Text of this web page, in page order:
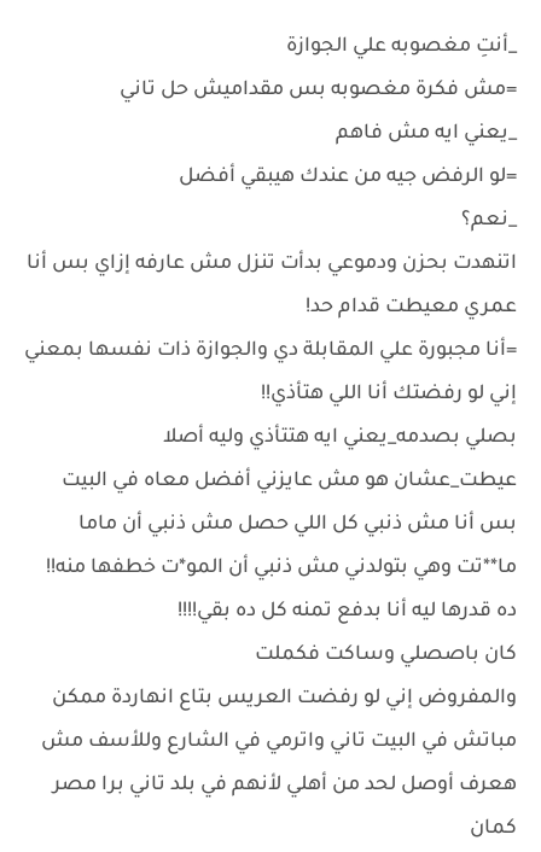
_أنتِ مغصوبه علي الجوازة
=مش فكرة مغصوبه بس مقداميش حل تاني
_يعني ايه مش فاهم
=لو الرفض جيه من عندك هيبقي أفضل
_نعم؟
اتنهدت بحزن ودموعي بدأت تنزل مش عارفه إزاي بس أنا
عمري معيطت قدام حد!
=أنا مجبورة علي المقابلة دي والجوازة ذات نفسها بمعني
إني لو رفضتك أنا اللي هتأذي!!
بصلي بصدمه_يعني ايه هتتأذي وليه أصلا
عيطت_عشان هو مش عايزني أفضل معاه في البيت
بس أنا مش ذنبي كل اللي حصل مش ذنبي أن ماما
ما**تت وهي بتولدني مش ذنبي أن المو*ت خطفها منه!!
ده قدرها ليه أنا بدفع تمنه كل ده بقي!!!!
كان باصصلي وساكت فكملت
والمفروض إني لو رفضت العريس بتاع انهاردة ممكن
مباتش في البيت تاني واترمي في الشارع وللأسف مش
هعرف أوصل لحد من أهلي لأنهم في بلد تاني برا مصر
كمان